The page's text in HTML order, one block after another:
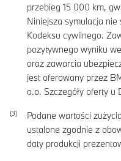
przebieg 15 000 km,
Niniejsza symulacja
Kodeksu cywilnego.
pozytywnego wyniku
oraz zawarcia
jest oferowany przez
o.o. Szczegóły oferty u
Podane wartości
ustalone zgodnie z
daty produkcji